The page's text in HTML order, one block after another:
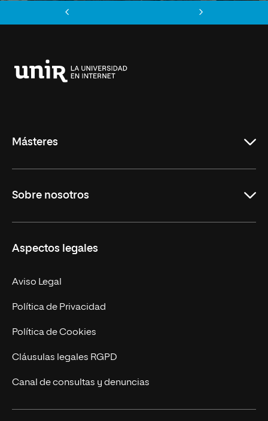
Másteres
Derecho
Empresa
MBA
Marketing y Comunicación
Ingeniería
Diseño
Ciencias de la Salud
Sobre nosotros
Nuestro Equipo
Contacto
Aspectos legales
Aviso Legal
Política de Privacidad
Política de Cookies
Cláusulas legales RGPD
Canal de consultas y denuncias